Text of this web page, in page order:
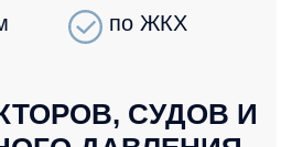
— БЕСПЛАТНО
СУДОВ И